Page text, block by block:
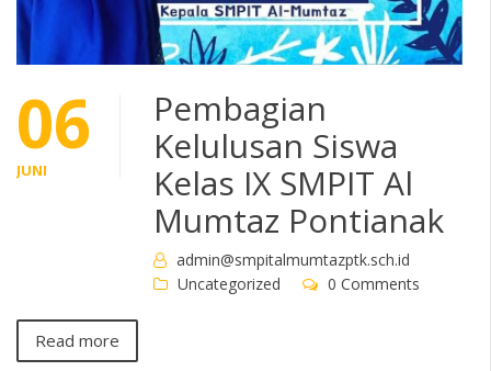
06
JUNI
Pembagian
Kelulusan Siswa
Kelas IX SMPIT Al
Mumtaz Pontianak
admin@smpitalmumtazptk.sch.id
Uncategorized
0 Comments
Read more